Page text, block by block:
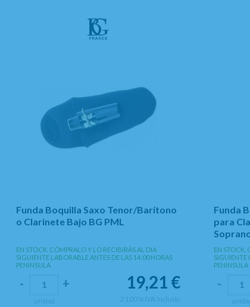
Funda Boquilla Saxo Tenor/Barítono
o Clarinete Bajo BG PML
EN STOCK. CÓMPRALO Y LO RECIBIRÁS AL DIA
SIGUIENTE LABORABLE ANTES DE LAS 14:00 HORAS
PENINSULA
19,21 €
21.00% IVA incluido
- +
unidad
Funda
para
EN STOCK.
SIGUIENTE
PENINSULA
-